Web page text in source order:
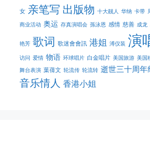
女 亲笔写 出版物 十大靓人 华纳 卡带
商业活动 奥运 存真演唱会 孫泳恩 感情 慈善 成龙
艳芳 歌词 歌迷會會訊 港姐 溥仪装 演
访问 爱情 物语 环球唱片 白金唱片 美国旅游 美国
舞台表演 葉蒨文 轮流传 轮流转 逝世三十周年
音乐情人 香港小姐